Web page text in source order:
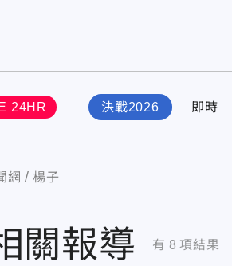
24HR 決戰2026 即時
網 楊子
關報導 有 8 項結果